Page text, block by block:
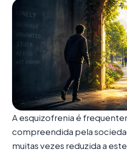
A esquizofrenia é
compreendida pela
muitas vezes reduzida a